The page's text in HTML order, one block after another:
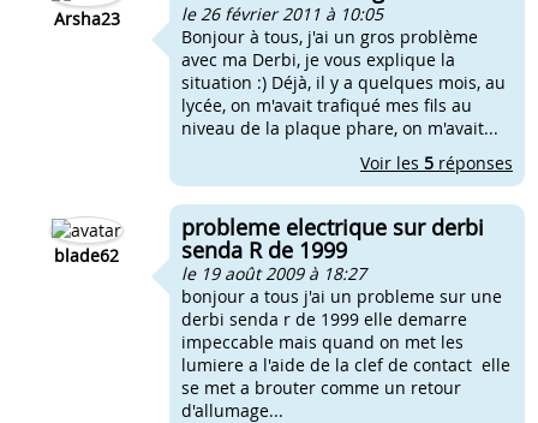
Arsha23
le 26 février 2011 à 10:05
Bonjour à tous, j'ai un gros problème
avec ma Derbi, je vous explique la
situation :) Déjà, il y a quelques mois, au
lycée, on m'avait trafiqué mes fils au
niveau de la plaque phare, on m'avait...
Voir les 5 réponses
blade62
probleme electrique sur derbi
senda R de 1999
le 19 août 2009 à 18:27
bonjour a tous j'ai un probleme sur une
derbi senda r de 1999 elle demarre
impeccable mais quand on met les
lumiere a l'aide de la clef de contact elle
se met a brouter comme un retour
d'allumage...